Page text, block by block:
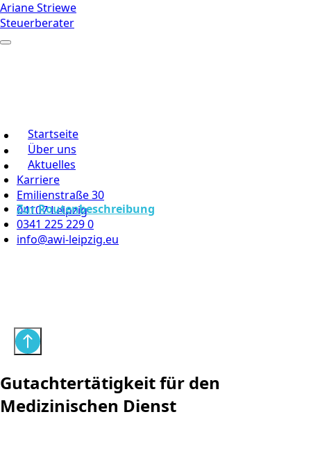
Ariane Striewe
Steuerberater
Startseite
Über uns
Aktuelles
Karriere
Emilienstraße 30
04107 Leipzig
Zur Routenbeschreibung
0341 225 229 0
info@awi-leipzig.eu
Gutachtertätigkeit für den
Medizinischen Dienst